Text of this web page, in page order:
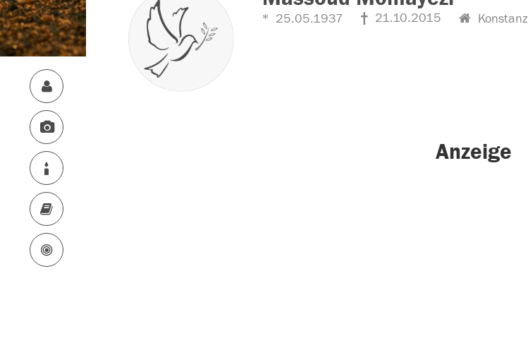
25.05.1937 21.10.2015 Konstanz
Anzeige